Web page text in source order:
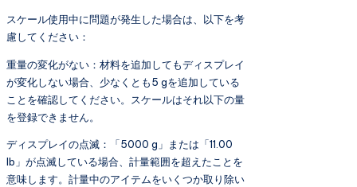
スケール使用中に問題が発生した場合は、以下を考
慮してください：
重量の変化がない：材料を追加してもディスプレイ
が変化しない場合、少なくとも5 gを追加している
ことを確認してください。スケールはそれ以下の量
を登録できません。
ディスプレイの点滅：「5000 g」または「11.00
lb」が点滅している場合、計量範囲を超えたことを
意味します。計量中のアイテムをいくつか取り除い